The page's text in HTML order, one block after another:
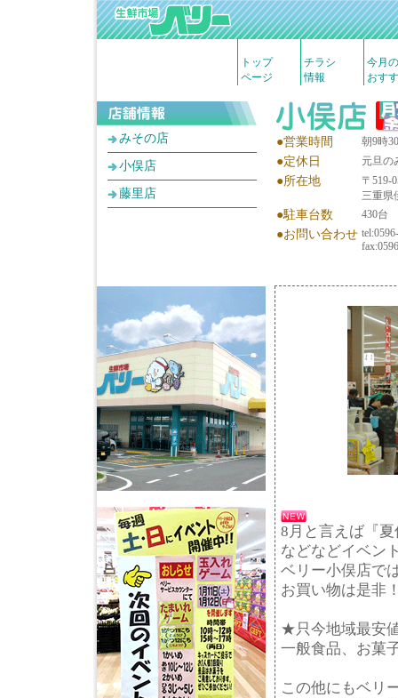
トップ
ページ
チラシ
情報
今月の
おす
みその店
小俣店
藤里店
●営業時間 朝9時
●定休日 元旦の
●所在地
〒519-
三重県
●駐車台数 430台
●お問い合わせ
8月と言えば『
などなどイベン
ベリー小俣店で
お買い物は是非
★只今地域最安
一般食品、お菓
この他にもベリ